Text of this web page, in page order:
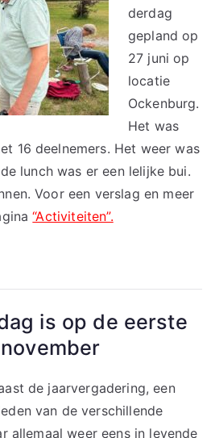
derdag
gepland op
27 juni op
locatie
Ockenburg.
Het was
16 deelnemers. Het weer was
lunch was er een lelijke bui.
Voor een verslag en meer
“Activiteiten”.
is op de eerste
de jaarvergadering, een
van de verschillende
allemaal weer eens in levende